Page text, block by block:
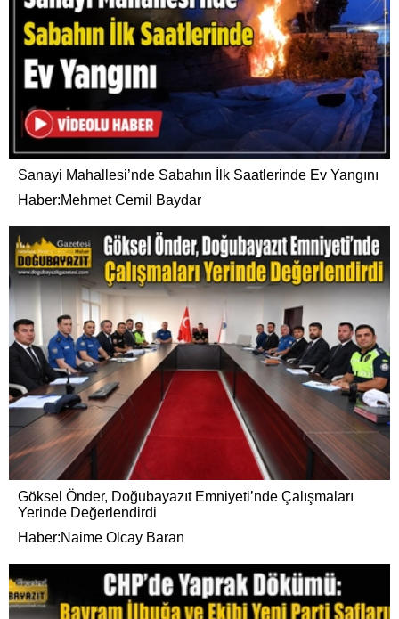
Sanayi Mahallesi’nde Sabahın İlk Saatlerinde Ev Yangını
Haber:Mehmet Cemil Baydar
Göksel Önder, Doğubayazıt Emniyeti’nde Çalışmaları
Yerinde Değerlendirdi
Haber:Naime Olcay Baran